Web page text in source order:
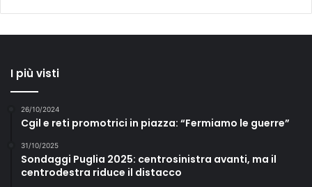
I più visti
26/10/2024
Cgil e reti promotrici in piazza: “Fermiamo le guerre”
31/10/2025
Sondaggi Puglia 2025: centrosinistra avanti, ma il
centrodestra riduce il distacco